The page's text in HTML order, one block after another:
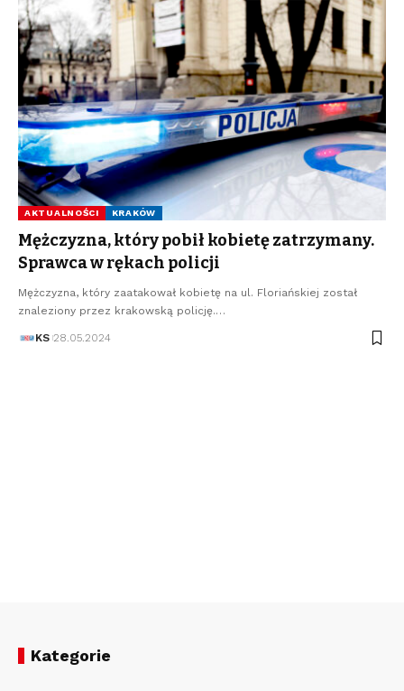
AKTUALNOŚCI KRAKÓW
Mężczyzna, który pobił kobietę zatrzymany.
Sprawca w rękach policji
Mężczyzna, który zaatakował kobietę na ul. Floriańskiej został
znaleziony przez krakowską policję.…
KS 28.05.2024
Kategorie